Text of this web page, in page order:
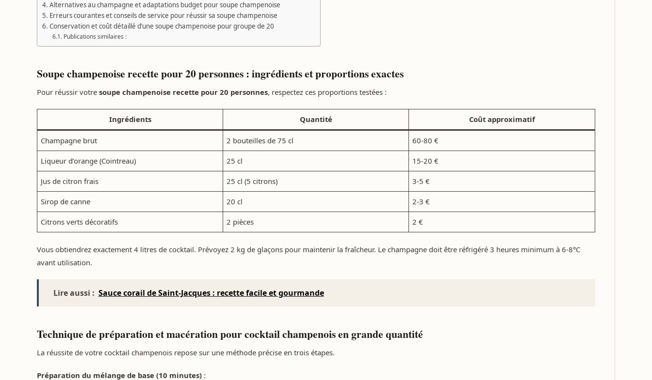
Alternatives au champagne et adaptations budget pour soupe champenoise
Erreurs courantes et conseils de service pour réussir sa soupe champenoise
Conservation et coût détaillé d’une soupe champenoise pour groupe de 20
Publications similaires :
Soupe champenoise recette pour 20 personnes : ingrédients et proportions exactes
Pour réussir votre soupe champenoise recette pour 20 personnes, respectez ces proportions testées :
Ingrédients Quantité Coût approximatif
Champagne brut 2 bouteilles de 75 cl 60-80 €
Liqueur d’orange (Cointreau) 25 cl 15-20 €
Jus de citron frais 25 cl (5 citrons) 3-5 €
Sirop de canne 20 cl 2-3 €
Citrons verts décoratifs 2 pièces 2 €
Vous obtiendrez exactement 4 litres de cocktail. Prévoyez 2 kg de glaçons pour maintenir la fraîcheur. Le champagne doit être réfrigéré 3 heures minimum à 6-8°C
avant utilisation.
Lire aussi : Sauce corail de Saint-Jacques : recette facile et gourmande
Technique de préparation et macération pour cocktail champenois en grande quantité
La réussite de votre cocktail champenois repose sur une méthode précise en trois étapes.
Préparation du mélange de base (10 minutes) :